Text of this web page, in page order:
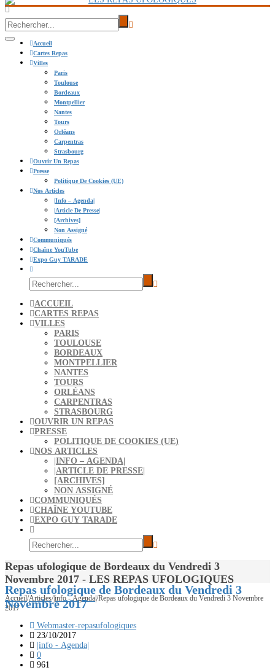
Accueil
Cartes Repas
Villes
Paris
Toulouse
Bordeaux
Montpellier
Nantes
Tours
Orléans
Carpentras
Strasbourg
Ouvrir Un Repas
Presse
Politique De Cookies (UE)
Nos Articles
|info – Agenda|
|Article De Presse|
[Archives]
Non Assigné
Communiqués
Chaîne YouTube
Expo Guy TARADE
ACCUEIL
CARTES REPAS
VILLES
PARIS
TOULOUSE
BORDEAUX
MONTPELLIER
NANTES
TOURS
ORLÉANS
CARPENTRAS
STRASBOURG
OUVRIR UN REPAS
PRESSE
POLITIQUE DE COOKIES (UE)
NOS ARTICLES
|INFO – AGENDA|
|ARTICLE DE PRESSE|
[ARCHIVES]
NON ASSIGNÉ
COMMUNIQUÉS
CHAÎNE YOUTUBE
EXPO GUY TARADE
Repas ufologique de Bordeaux du Vendredi 3
Novembre 2017 - LES REPAS UFOLOGIQUES
Accueil/Articles/|info - Agenda|/Repas ufologique de Bordeaux du Vendredi 3 Novembre
2017
Repas ufologique de Bordeaux du Vendredi 3
Novembre 2017
Webmaster-repasufologiques
23/10/2017
|info - Agenda|
0
961